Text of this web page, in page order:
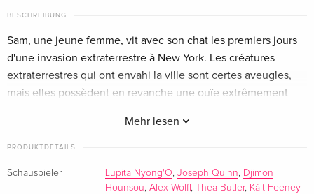
Cover 2, Limited Edition, Steelbook, 4K Ultra
Deutsch
Standard Edition
Englisch · UK Version
EUR 42,99
Standard Edition
EUR 51,49
BESCHREIBUNG
Mehr lesen
Sam, une jeune femme, vit avec son chat les premiers jours
d'une invasion extraterrestre à New York. Les créatures
extraterrestres qui ont envahi la ville sont certes aveugles,
mais elles possèdent en revanche une ouïe extrêmement
PRODUKTDETAILS
Schauspieler Lupita Nyong'O, Joseph Quinn, Djimon
Hounsou, Alex Wolff, Thea Butler, Káit Feeney